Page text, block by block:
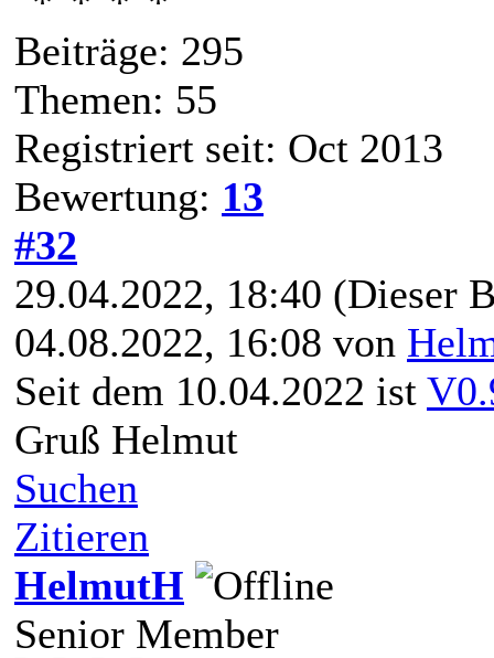
Beiträge: 295
Themen: 55
Registriert seit: Oct 2013
Bewertung: 13
#32
29.04.2022, 18:40 (Dieser
04.08.2022, 16:08 von
Seit dem 10.04.2022 ist
Gruß Helmut
Suchen
Zitieren
HelmutH
Senior Member